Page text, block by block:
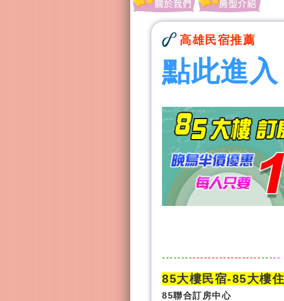
高雄民宿推薦
點此進入
-------------------------------
85大樓民宿-85大樓
85聯合訂房中心